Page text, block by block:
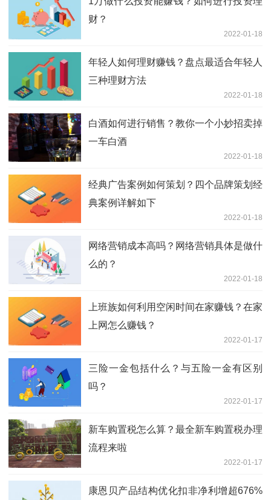
财？
2022-01-18
年轻人如何理财赚钱？盘点最适合年轻人
三种理财方法
2022-01-18
白酒如何进行销售？教你一个小妙招卖掉
一车白酒
2022-01-18
经典广告案例如何策划？四个品牌策划经
典案例详解如下
2022-01-18
网络营销成本高吗？网络营销具体是做什
么的？
2022-01-18
上班族如何利用空闲时间在家赚钱？在家
上网怎么赚钱？
2022-01-17
三险一金包括什么？与五险一金有区别
吗？
2022-01-17
新车购置税怎么算？最全新车购置税办理
流程来啦
2022-01-17
康恩贝产品结构优化扣非净利增超676%